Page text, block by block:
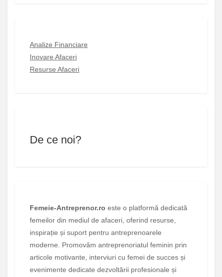
Analize Financiare
Inovare Afaceri
Resurse Afaceri
De ce noi?
Femeie-Antreprenor.ro este o platformă dedicată
femeilor din mediul de afaceri, oferind resurse,
inspirație și suport pentru antreprenoarele
moderne. Promovăm antreprenoriatul feminin prin
articole motivante, interviuri cu femei de succes și
evenimente dedicate dezvoltării profesionale și